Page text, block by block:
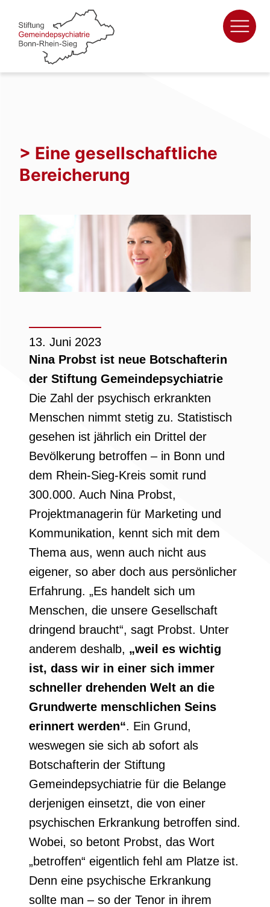
Zum
Inhalt
springen
> Eine gesellschaftliche
Bereicherung
13. Juni 2023
Nina Probst ist neue Botschafterin
der Stiftung Gemeindepsychiatrie
Die Zahl der psychisch erkrankten
Menschen nimmt stetig zu. Statistisch
gesehen ist jährlich ein Drittel der
Bevölkerung betroffen – in Bonn und
dem Rhein-Sieg-Kreis somit rund
300.000. Auch Nina Probst,
Projektmanagerin für Marketing und
Kommunikation, kennt sich mit dem
Thema aus, wenn auch nicht aus
eigener, so aber doch aus persönlicher
Erfahrung. „Es handelt sich um
Menschen, die unsere Gesellschaft
dringend braucht“, sagt Probst. Unter
anderem deshalb, „weil es wichtig
ist, dass wir in einer sich immer
schneller drehenden Welt an die
Grundwerte menschlichen Seins
erinnert werden“. Ein Grund,
weswegen sie sich ab sofort als
Botschafterin der Stiftung
Gemeindepsychiatrie für die Belange
derjenigen einsetzt, die von einer
psychischen Erkrankung betroffen sind.
Wobei, so betont Probst, das Wort
„betroffen“ eigentlich fehl am Platze ist.
Denn eine psychische Erkrankung
sollte man – so der Tenor in ihrem